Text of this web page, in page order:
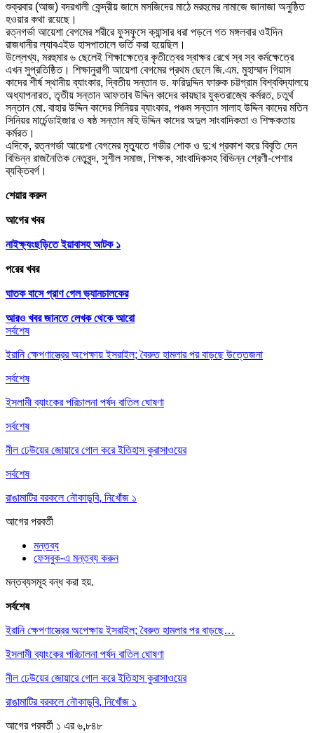
শুক্রবার (আজ) বদরখালী কেন্দ্রীয় জামে মসজিদের মাঠে মরহুমের নামাজে জানাজা অনুষ্ঠিত
হওয়ার কথা রয়েছে।
রত্নগর্ভা আয়েশা বেগমের শরীরে ফুসফুসে ক্যান্সার ধরা পড়লে গত মঙ্গলবার ওইদিন
রাজধানীর ল্যাবএইড হাসপাতালে ভর্তি করা হয়েছিল।
উল্লেখ্য, মরহুমার ৬ ছেলেই শিক্ষাক্ষেত্রে কৃতীত্বের স্বাক্ষর রেখে স্ব স্ব কর্মক্ষেত্রে
এখন সুপ্রতিষ্ঠিত। শিক্ষানুরাগী আয়েশা বেগমের প্রথম ছেলে জি.এম. মুহাম্মাদ গিয়াস
কাদের শীর্ষ স্থানীয় ব্যাংকার, দ্বিতীয় সন্তান ড. ফরিদুদ্দিন ফারুক চট্টগ্রাম বিশ্ববিদ্যালয়ে
অধ্যাপনারত, তৃতীয় সন্তান আফতাব উদ্দিন কাদের কায়ছার যুক্তরাজ্যে কর্মরত, চতুর্থ
সন্তান মো. বাহার উদ্দিন কাদের সিনিয়র ব্যাংকার, পঞ্চম সন্তান সালাহ উদ্দিন কাদের মতিন
সিনিয়র মার্চেন্ডাইজার ও ষষ্ঠ সন্তান মহি উদ্দিন কাদের অদুল সাংবাদিকতা ও শিক্ষকতায়
কর্মরত।
এদিকে, রত্নগর্ভা আয়েশা বেগমের মৃত্যুতে গভীর শোক ও দু:খ প্রকাশ করে বিবৃতি দেন
বিভিন্ন রাজনৈতিক নেতৃবৃন্দ, সুশীল সমাজ, শিক্ষক, সাংবাদিকসহ বিভিন্ন শ্রেণী-পেশার
ব্যক্তিবর্গ।
শেয়ার করুন
আগের খবর
নাইক্ষ্যংছড়িতে ইয়াবাসহ আটক ১
পরের খবর
ঘাতক বাসে প্রাণ গেল ভ্যানচালকের
আরও খবর জানতে লেখক থেকে আরো
সর্বশেষ
ইরানি ক্ষেপণাস্ত্রের অপেক্ষায় ইসরাইল; বৈরুত হামলার পর বাড়ছে উত্তেজনা
সর্বশেষ
ইসলামী ব্যাংকের পরিচালনা পর্ষদ বাতিল ঘোষণা
সর্বশেষ
নীল ঢেউয়ের জোয়ারে গোল করে ইতিহাস কুরাসাওয়ের
সর্বশেষ
রাঙামাটির বরকলে নৌকাডুবি, নিখোঁজ ১
আগেরপরবর্তী
মন্তব্য
ফেসবুক-এ মন্তব্য করুন
মন্তব্যসমূহ বন্ধ করা হয়.
সর্বশেষ
ইরানি ক্ষেপণাস্ত্রের অপেক্ষায় ইসরাইল; বৈরুত হামলার পর বাড়ছে…
ইসলামী ব্যাংকের পরিচালনা পর্ষদ বাতিল ঘোষণা
নীল ঢেউয়ের জোয়ারে গোল করে ইতিহাস কুরাসাওয়ের
রাঙামাটির বরকলে নৌকাডুবি, নিখোঁজ ১
আগেরপরবর্তী ১ এর ৬,৮৪৮